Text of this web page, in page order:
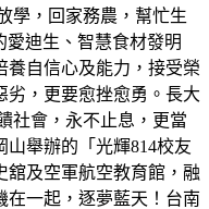
學，回家務農，幫忙生
愛迪生、智慧食材發明
養自信心及能力，接受榮
劣，更要愈挫愈勇。長大
社會，永不止息，更當
山舉辦的「光輝814校友
舘及空軍航空教育館，融
在一起，逐夢藍天！台南